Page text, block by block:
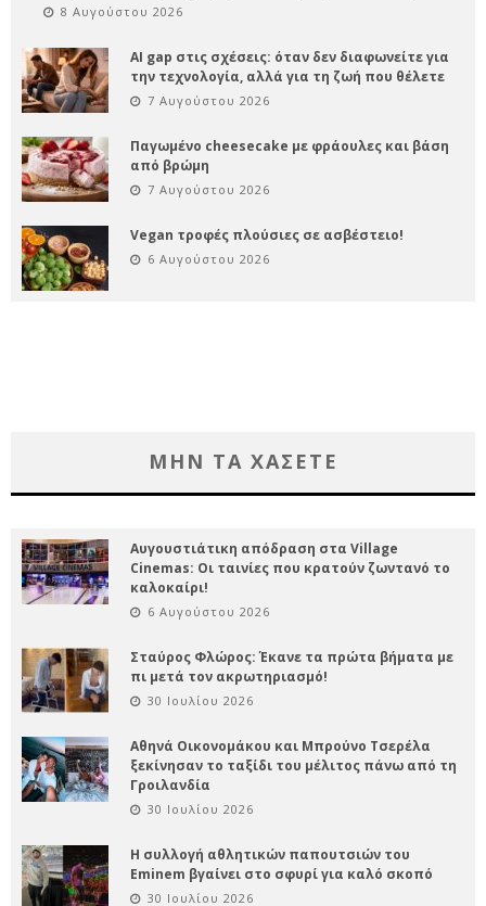
8 Αυγούστου 2026
AI gap στις σχέσεις: όταν δεν διαφωνείτε για
την τεχνολογία, αλλά για τη ζωή που θέλετε
7 Αυγούστου 2026
Παγωμένο cheesecake με φράουλες και βάση
από βρώμη
7 Αυγούστου 2026
Vegan τροφές πλούσιες σε ασβέστειο!
6 Αυγούστου 2026
ΜΗΝ ΤΑ ΧΑΣΕΤΕ
Αυγουστιάτικη απόδραση στα Village
Cinemas: Οι ταινίες που κρατούν ζωντανό το
καλοκαίρι!
6 Αυγούστου 2026
Σταύρος Φλώρος: Έκανε τα πρώτα βήματα με
πι μετά τον ακρωτηριασμό!
30 Ιουλίου 2026
Αθηνά Οικονομάκου και Μπρούνο Τσερέλα
ξεκίνησαν το ταξίδι του μέλιτος πάνω από τη
Γροιλανδία
30 Ιουλίου 2026
Η συλλογή αθλητικών παπουτσιών του
Eminem βγαίνει στο σφυρί για καλό σκοπό
30 Ιουλίου 2026